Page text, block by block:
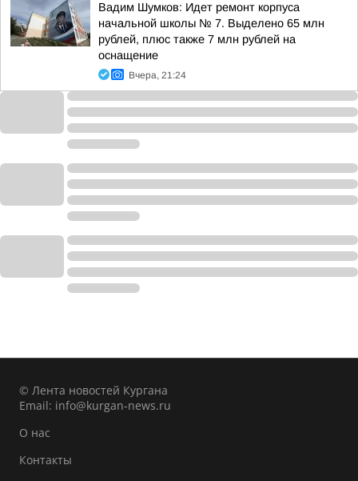
Вадим Шумков: Идет ремонт корпуса
начальной школы № 7. Выделено 65 млн
рублей, плюс также 7 млн рублей на
оснащение
Вчера, 21:24
© Лента новостей Кургана
Email: info@kurgan-news.ru
О нас
Контакты